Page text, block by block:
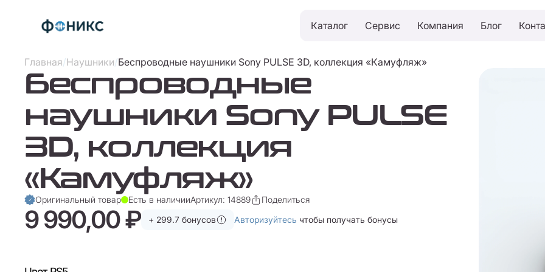
Каталог Сервис Компания Блог
Главная/Наушники/Беспроводные наушники Sony PULSE 3D, коллекция «Камуфляж»
Беспроводные
наушники Sony PULSE
3D, коллекция
«Камуфляж»
Оригинальный товар Есть в наличииАртикул: 14889 Поделиться
9 990,00 ₽ + 299.7 бонусов Авторизуйтесь чтобы получать бонусы